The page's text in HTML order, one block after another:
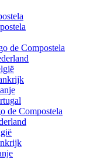
de Compostela
de Compostela